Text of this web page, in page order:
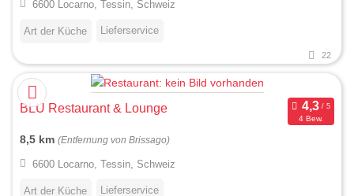
6600 Locarno, Tessin, Schweiz
Art der Küche Lieferservice
22
BLU Restaurant & Lounge
4 Bew.
8,5 km (Entfernung von Brissago)
6600 Locarno, Tessin, Schweiz
Art der Küche Lieferservice